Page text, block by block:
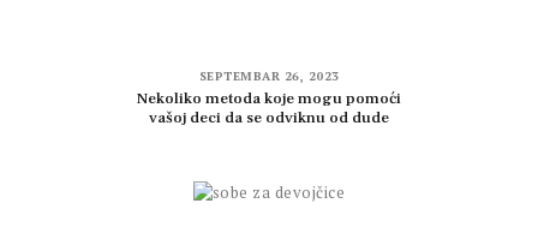
SEPTEMBAR 26, 2023
Nekoliko metoda koje mogu pomoći
vašoj deci da se odviknu od dude